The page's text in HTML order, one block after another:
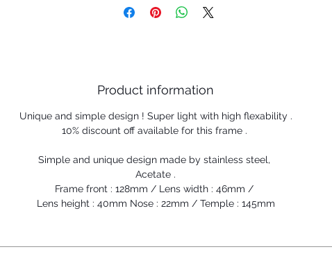
Product information
Unique and simple design ! Super light with high flexability .
10% discount off available for this frame .
Simple and unique design made by stainless steel,
Acetate .
Frame front : 128mm / Lens width : 46mm /
Lens height : 40mm Nose : 22mm / Temple : 145mm